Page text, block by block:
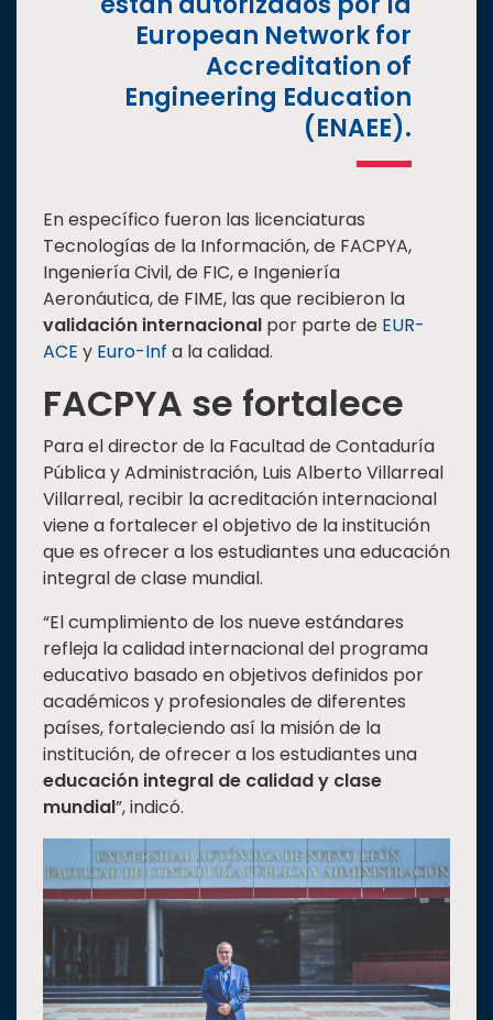
European Network for
Accreditation of
Engineering Education
(ENAEE).
En específico fueron las licenciaturas
Tecnologías de la Información, de FACPYA,
Ingeniería Civil, de FIC, e Ingeniería
Aeronáutica, de FIME, las que recibieron la
validación internacional por parte de EUR-
ACE y Euro-Inf a la calidad.
FACPYA se fortalece
Para el director de la Facultad de Contaduría
Pública y Administración, Luis Alberto Villarreal
Villarreal, recibir la acreditación internacional
viene a fortalecer el objetivo de la institución
que es ofrecer a los estudiantes una educación
integral de clase mundial.
“El cumplimiento de los nueve estándares
refleja la calidad internacional del programa
educativo basado en objetivos definidos por
académicos y profesionales de diferentes
países, fortaleciendo así la misión de la
institución, de ofrecer a los estudiantes una
educación integral de calidad y clase
mundial”, indicó.